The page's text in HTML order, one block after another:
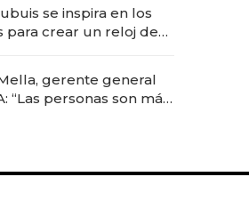
se inspira en los
para crear un reloj de
gerente general
“Las personas son más